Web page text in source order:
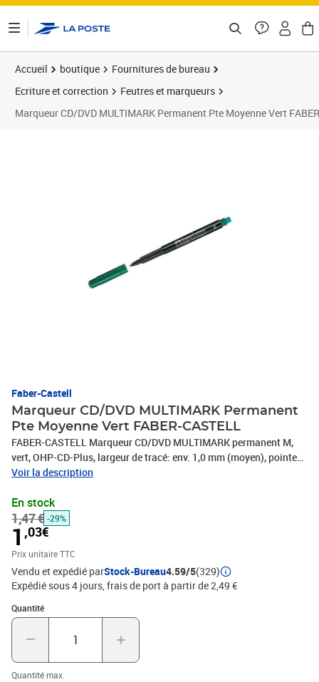
Accueil boutique
Fournitures de bureau
Ecriture et correction
Feutres et marqueurs
Marqueur CD/DVD MULTIMARK Permanent Pte Moyenne Vert
Faber-Castell
Marqueur CD/DVD MULTIMARK Permanent
Pte Moyenne Vert FABER-CASTELL
FABER-CASTELL Marqueur CD/DVD MULTIMARK permanent M,
vert, OHP-CD-Plus, largeur de tracé: env. 1,0 mm (moyen), pointe
baguée métal, résistant à l'eau, lumineux, couleur intensive, net,
Voir la description
En stock
1,47 € -29%
1 ,03€
Prix unitaire TTC
Vendu et expédié parStock-Bureau4.59/5(329)
Expédié sous 4 jours, frais de port à partir de 2,49 €
Quantité
Quantité : 1
Quantité max.